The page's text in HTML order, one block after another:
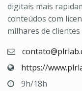
digitais mais
conteúdos com
milhares de
https://
9h/18h